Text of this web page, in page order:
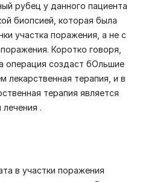
рубец у данного пациента
биопсией, которая была
участка поражения, а не с
Коротко говоря,
операция создаст бОльшие
лекарственная терапия, и в
терапия является
.
в участки поражения